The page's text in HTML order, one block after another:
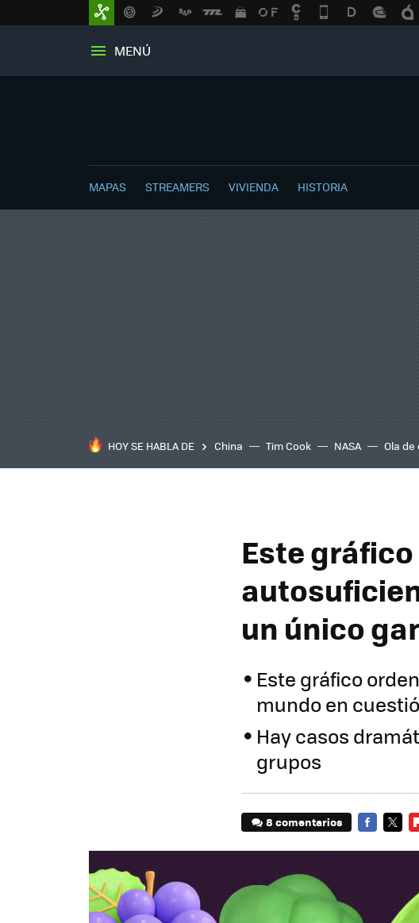
MENÚ
MAPAS STREAMERS VIVIENDA HISTORIA
HOY SE HABLA DE China Tim Cook NASA Ola
Este
un único
Este gráfico
mundo en
Hay casos
grupos
8 comentarios